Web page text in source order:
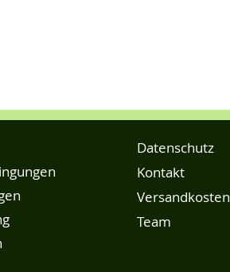
Datenschutz
Kontakt
Versandkosten
Team